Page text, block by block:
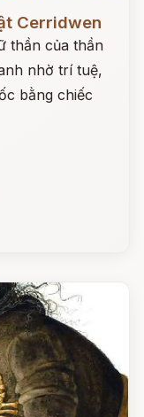
Cerridwen
thần của thần
nhờ trí tuệ,
bằng chiếc